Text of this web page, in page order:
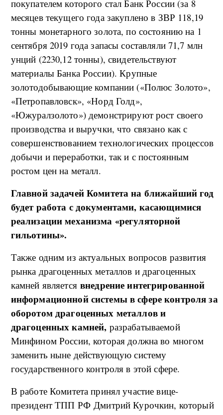
покупателем которого стал Банк России (за 8
месяцев текущего года закуплено в ЗВР 118,19
тонны монетарного золота, по состоянию на 1
сентября 2019 года запасы составляли 71,7 млн
унций (2230,12 тонны), свидетельствуют
материалы Банка России). Крупные
золотодобывающие компании («Полюс Золото»,
«Петропавловск», «Норд Голд»,
«Южуралзолото») демонстрируют рост своего
производства и выручки, что связано как с
совершенствованием технологических процессов
добычи и переработки, так и с постоянным
ростом цен на металл.
Главной задачей Комитета на ближайший год
будет работа с документами, касающимися
реализации механизма «регуляторной
гильотины».
Также одним из актуальных вопросов развития
рынка драгоценных металлов и драгоценных
камней являетсявнедрение интегрированной
информационной системы в сфере контроля за
оборотом драгоценных металлов и
драгоценных камней, разрабатываемой
Минфином России, которая должна во многом
заменить ныне действующую систему
государственного контроля в этой сфере.
В работе Комитета принял участие вице-
президент ТПП РФ Дмитрий Курочкин, который